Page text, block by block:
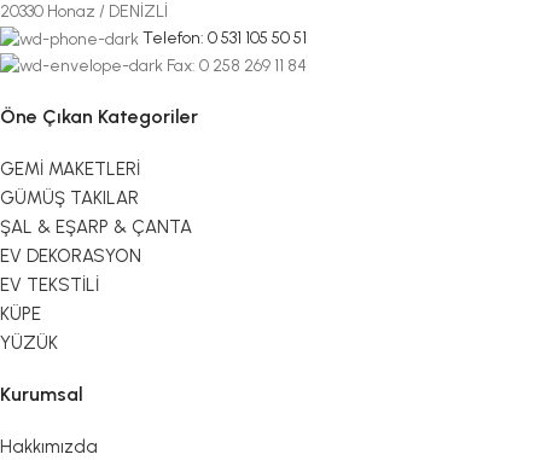
20330 Honaz / DENİZLİ
Telefon: 0 531 105 50 51
Fax: 0 258 269 11 84
Öne Çıkan Kategoriler
GEMİ MAKETLERİ
GÜMÜŞ TAKILAR
ŞAL & EŞARP & ÇANTA
EV DEKORASYON
EV TEKSTİLİ
KÜPE
YÜZÜK
Kurumsal
Hakkımızda